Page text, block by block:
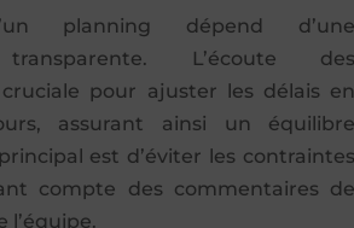
planning dépend
transparente. L’écoute
pour ajuster les délais
assurant ainsi un
est d’éviter les
compte des commentaires
l’équipe.